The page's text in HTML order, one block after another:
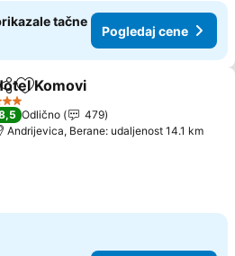
tačne
Pogledaj cene
Dodati u favorite
Komovi
Zvezdice
Odlično
479
Andrijevica, Berane: udaljenost 14.1 km